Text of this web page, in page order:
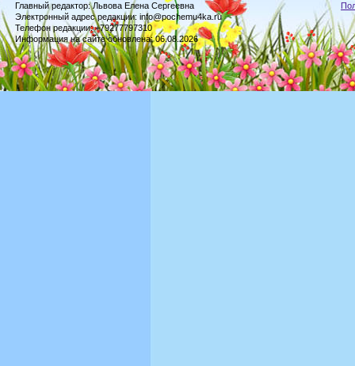
Главный редактор: Львова Елена Сергеевна
Электронный адрес редакции: info@pochemu4ka.ru
Телефон редакции: +79277797310
Информация на сайте обновлена: 06.08.2026